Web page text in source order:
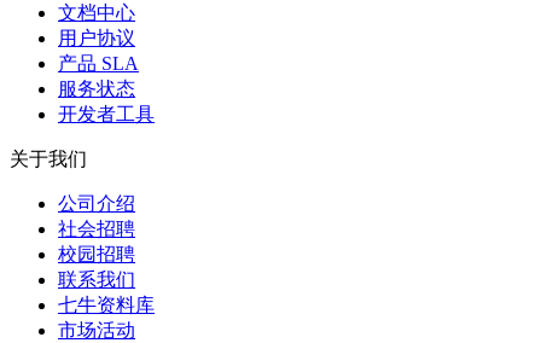
文档中心
用户协议
产品 SLA
服务状态
开发者工具
关于我们
公司介绍
社会招聘
校园招聘
联系我们
七牛资料库
市场活动